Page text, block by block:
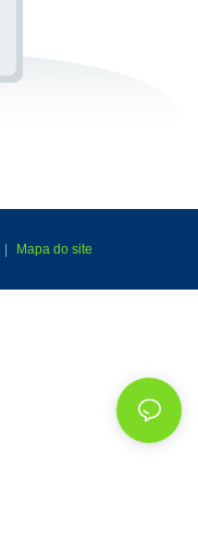
| Mapa do site